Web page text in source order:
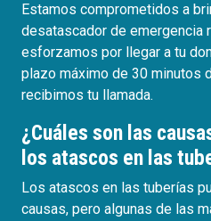
Estamos comprometidos a
desatascador de emergencia
esforzamos por llegar a tu
plazo máximo de 30 minutos
recibimos tu llamada.
¿Cuáles son las
los atascos en las
Los atascos en las tuberías
causas, pero algunas de las